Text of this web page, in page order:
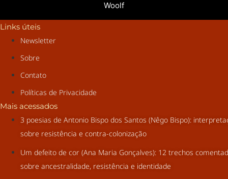
Woolf
Links úteis
Newsletter
Sobre
Contato
Políticas de Privacidade
Mais acessados
3 poesias de Antonio Bispo dos Santos (Nêgo Bispo):
sobre resistência e contra-colonização
Um defeito de cor (Ana Maria Gonçalves): 12 trechos
sobre ancestralidade, resistência e identidade